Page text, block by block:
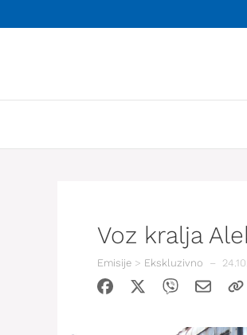
na
Voz kralja
Emisije > Ekskluzivno –